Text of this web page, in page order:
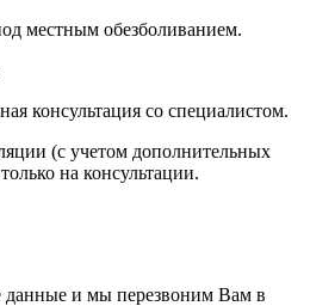
местным обезболиванием.
консультация со специалистом.
(с учетом дополнительных
на консультации.
данные и мы перезвоним Вам в